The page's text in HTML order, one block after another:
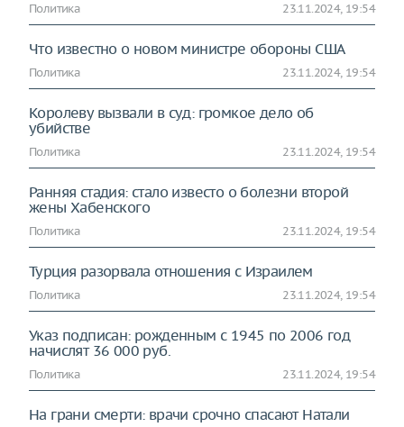
Политика 23.11.2024, 19:54
Что известно о новом министре обороны США
Политика 23.11.2024, 19:54
Королеву вызвали в суд: громкое дело об
убийстве
Политика 23.11.2024, 19:54
Ранняя стадия: стало известо о болезни второй
жены Хабенского
Политика 23.11.2024, 19:54
Турция разорвала отношения с Израилем
Политика 23.11.2024, 19:54
Указ подписан: рожденным с 1945 по 2006 год
начислят 36 000 руб.
Политика 23.11.2024, 19:54
На грани смерти: врачи срочно спасают Натали